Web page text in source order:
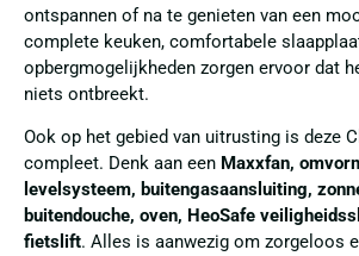
ontspannen of na te genieten van een
complete keuken, comfortabele
opbergmogelijkheden zorgen ervoor dat
niets ontbreekt.
Ook op het gebied van uitrusting is deze
compleet. Denk aan een Maxxfan,
levelsysteem, buitengasaansluiting,
buitendouche, oven, HeoSafe
fietslift. Alles is aanwezig om zorgeloos